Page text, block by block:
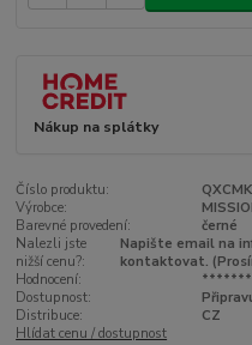
Nákup na splátky
Číslo produktu:
Výrobce:
Barevné provedení:
černé
Nalezli jste
nižší cenu?:
Napište email na
kontaktovat.
Hodnocení:
Dostupnost:
Distribuce:
CZ
Hlídat cenu / dostupnost